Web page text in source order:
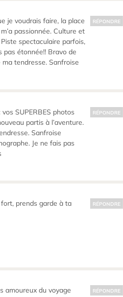
je voudrais faire, la place
passionnée. Culture et
spectaculaire parfois,
pas étonnée!! Bravo de
tendresse. Sanfroise
RÉPONDRE
SUPERBES photos
partis à l’aventure.
Sanfroise
Je ne fais pas
RÉPONDRE
fort, prends garde à ta
RÉPONDRE
amoureux du voyage
RÉPONDRE